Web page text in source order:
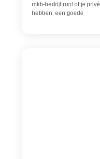
mkb-bedrijf runt of je
hebben, een goede